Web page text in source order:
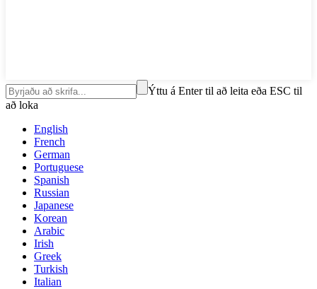
Ýttu á Enter til að leita eða ESC til
að loka
English
French
German
Portuguese
Spanish
Russian
Japanese
Korean
Arabic
Irish
Greek
Turkish
Italian